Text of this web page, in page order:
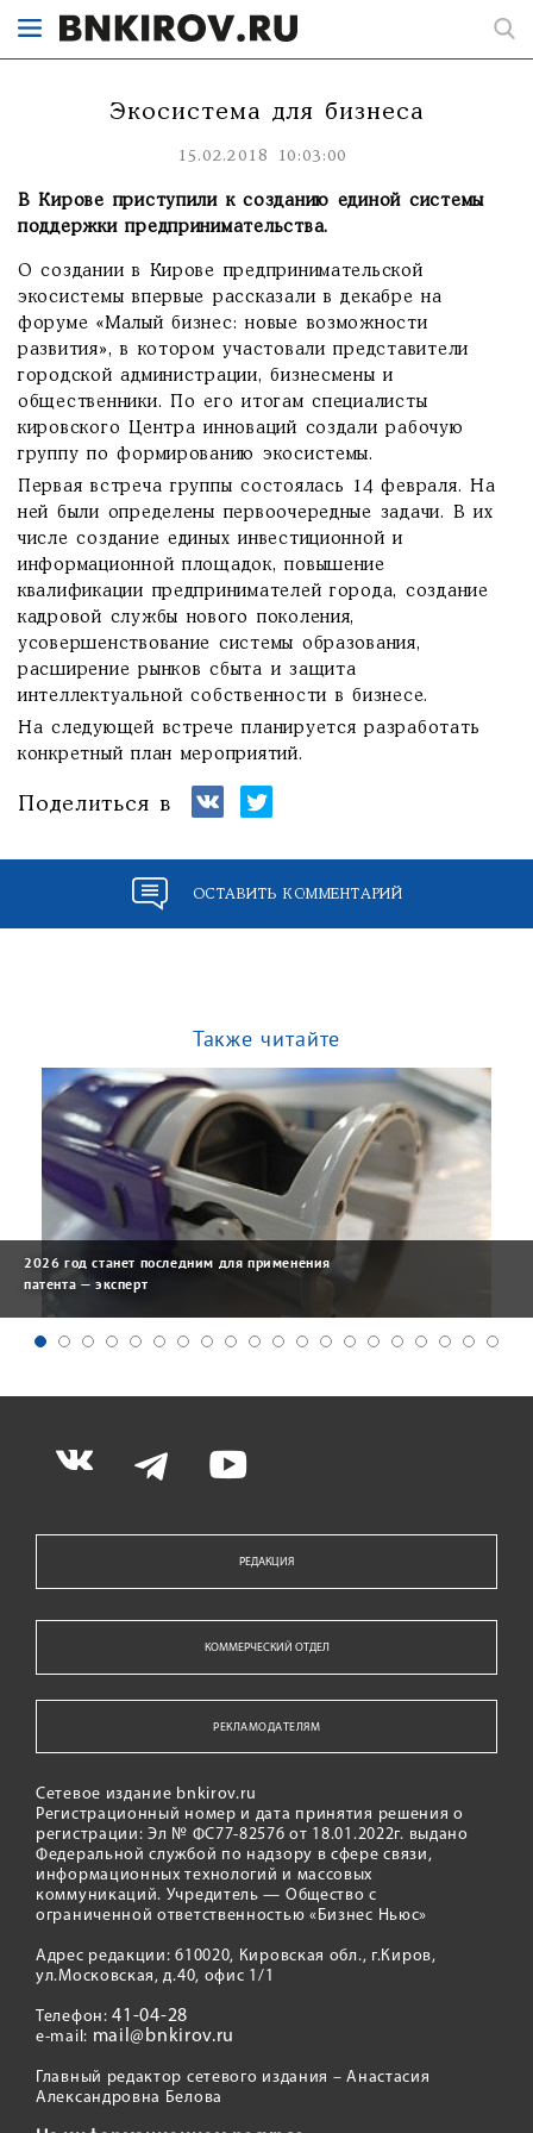
Экосистема для бизнеса
15.02.2018 10:03:00
В Кирове приступили к созданию единой системы
поддержки предпринимательства.
О создании в Кирове предпринимательской
экосистемы впервые рассказали в декабре на
форуме «Малый бизнес: новые возможности
развития», в котором участовали представители
городской администрации, бизнесмены и
общественники. По его итогам специалисты
кировского Центра инноваций создали рабочую
группу по формированию экосистемы.
Первая встреча группы состоялась 14 февраля. На
ней были определены первоочередные задачи. В их
числе создание единых инвестиционной и
информационной площадок, повышение
квалификации предпринимателей города, создание
кадровой службы нового поколения,
усовершенствование системы образования,
расширение рынков сбыта и защита
интеллектуальной собственности в бизнесе.
На следующей встрече планируется разработать
конкретный план мероприятий.
Поделиться в
ОСТАВИТЬ КОММЕНТАРИЙ
Также читайте
2026 год станет последним для применения
патента — эксперт
РЕДАКЦИЯ
КОММЕРЧЕСКИЙ ОТДЕЛ
РЕКЛАМОДАТЕЛЯМ
Сетевое издание bnkirov.ru
Регистрационный номер и дата принятия решения о
регистрации: Эл № ФС77-82576 от 18.01.2022г. выдано
Федеральной службой по надзору в сфере связи,
информационных технологий и массовых
коммуникаций. Учредитель — Общество с
ограниченной ответственностью «Бизнес Ньюс»
Адрес редакции: 610020, Кировская обл., г.Киров,
ул.Московская, д.40, офис 1/1
Телефон:41-04-28
e-mail: mail@bnkirov.ru
Главный редактор сетевого издания – Анастасия
Александровна Белова